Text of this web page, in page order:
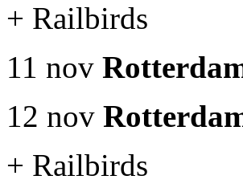
+ Railbirds
11 nov
12 nov
+ Railbirds